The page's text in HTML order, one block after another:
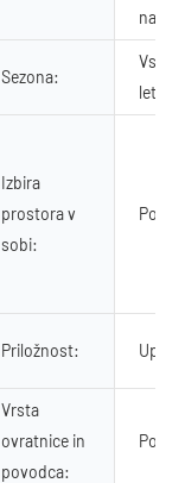
naprej
Sezona:
Vsi
letne
Izbira
prostora v
sobi:
Priložnost:
Vrsta
ovratnice in
povodca: